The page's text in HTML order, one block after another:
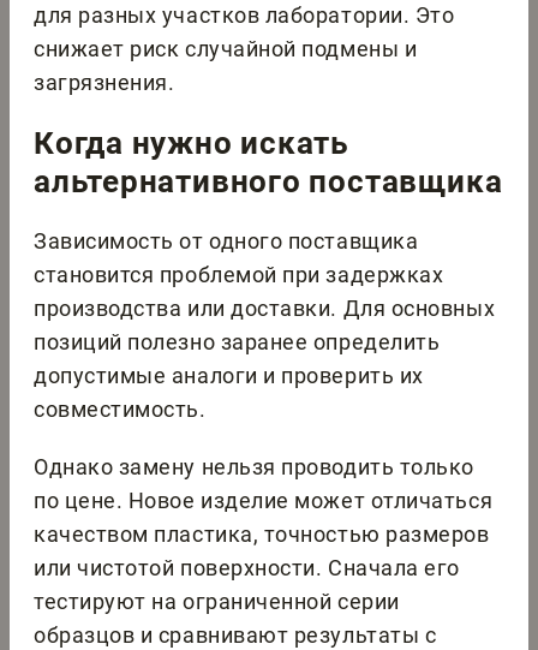
для разных участков лаборатории. Это
снижает риск случайной подмены и
загрязнения.
Когда нужно искать
альтернативного поставщика
Зависимость от одного поставщика
становится проблемой при задержках
производства или доставки. Для основных
позиций полезно заранее определить
допустимые аналоги и проверить их
совместимость.
Однако замену нельзя проводить только
по цене. Новое изделие может отличаться
качеством пластика, точностью размеров
или чистотой поверхности. Сначала его
тестируют на ограниченной серии
образцов и сравнивают результаты с